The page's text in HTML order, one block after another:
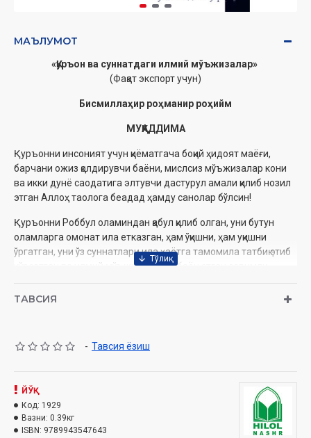
МАЪЛУМОТ
«Қуръон ва суннатдаги илмий мўъжизалар»
(Фақат экспорт учун)
Бисмиллаҳир роҳманир роҳийм
МУҚАДДИМА
Қуръонни инсоният учун қиёматгача боқий ҳидоят маёғи,
барчани ожиз қолдирувчи баёни, мислсиз мўъжизалар кони
ва икки дунё саодатига элтувчи дастурул амали қилиб нозил
этган Аллоҳ таолога беадад ҳамду санолар бўлсин!
Қуръонни Роббул оламиндан қабул қилиб олган, уни бутун
оламларга омонат ила етказган, ҳам ўқишни, ҳам уқишни
ўргатган, уни ўз суннатлари ила ҳаётга тамомила татбиқ этиб
кўрсатган ва илмий мўъжизаларни баён этган севимли
энг пок ва энг юксак салавоту дурудлар бўлсин!
ҳикмати бўлса керак. Қабулимга кирган бир киши ўз
кейин асосий мақсадга кўчди. Ўз танишларидан баъзилари
динимиз таълимотларини ўрганиб, қабул қилишлари билан
бирга вафот этгандан кейин қайта тирилиш ҳақидаги
ТАВСИЯ
- Тавсия ёзиш
ЙЎҚ
Код: 1929
Вазни: 0.39кг
ISBN: 9789943547643